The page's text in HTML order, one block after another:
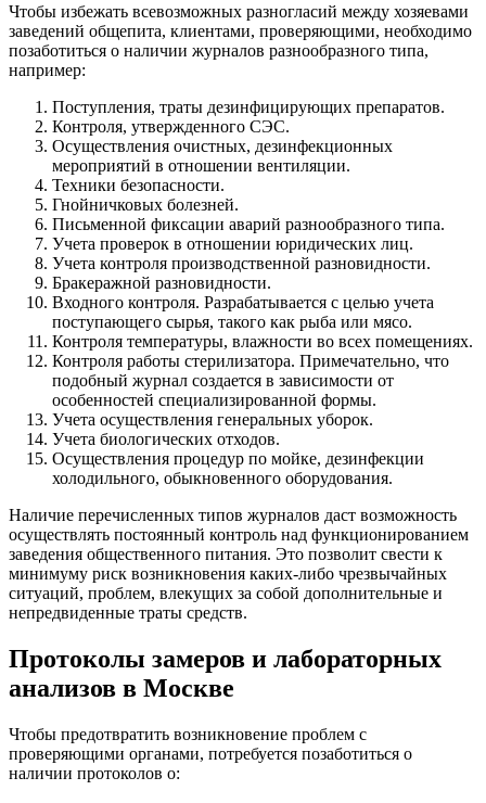
Чтобы избежать всевозможных разногласий между хозяевами
заведений общепита, клиентами, проверяющими, необходимо
позаботиться о наличии журналов разнообразного типа,
например:
Поступления, траты дезинфицирующих препаратов.
Контроля, утвержденного СЭС.
Осуществления очистных, дезинфекционных
мероприятий в отношении вентиляции.
Техники безопасности.
Гнойничковых болезней.
Письменной фиксации аварий разнообразного типа.
Учета проверок в отношении юридических лиц.
Учета контроля производственной разновидности.
Бракеражной разновидности.
Входного контроля. Разрабатывается с целью учета
поступающего сырья, такого как рыба или мясо.
Контроля температуры, влажности во всех помещениях.
Контроля работы стерилизатора. Примечательно, что
подобный журнал создается в зависимости от
особенностей специализированной формы.
Учета осуществления генеральных уборок.
Учета биологических отходов.
Осуществления процедур по мойке, дезинфекции
холодильного, обыкновенного оборудования.
Наличие перечисленных типов журналов даст возможность
осуществлять постоянный контроль над функционированием
заведения общественного питания. Это позволит свести к
минимуму риск возникновения каких-либо чрезвычайных
ситуаций, проблем, влекущих за собой дополнительные и
непредвиденные траты средств.
Протоколы замеров и лабораторных
анализов в Москве
Чтобы предотвратить возникновение проблем с
проверяющими органами, потребуется позаботиться о
наличии протоколов о: